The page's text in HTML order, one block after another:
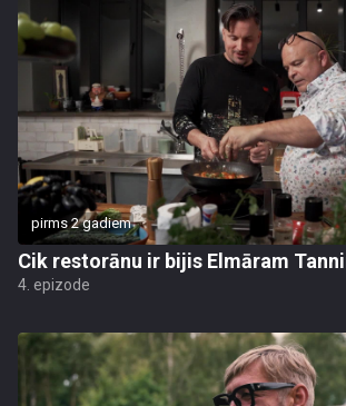
pirms 2 gadiem
Cik restorānu ir bijis Elmāram
4. epizode